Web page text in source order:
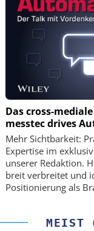
Das cross-
messtec drives
Mehr Sichtbarkeit:
Expertise im
unserer Redaktion.
breit verbreitet und
Positionierung als
PHYSIK
Optische
Satelliten:
PI-
MEIST